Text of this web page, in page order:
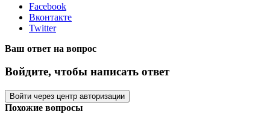
Facebook
Вконтакте
Twitter
Ваш ответ на вопрос
Войдите, чтобы написать ответ
Войти через центр авторизации
Похожие вопросы